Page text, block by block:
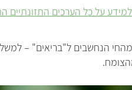
למידע על כל הערכים התזונתיים
הנחשבים ל"בריאים" –